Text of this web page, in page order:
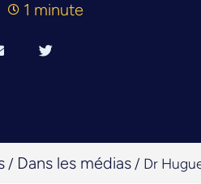
1 minute
/ Dans les médias / Dr